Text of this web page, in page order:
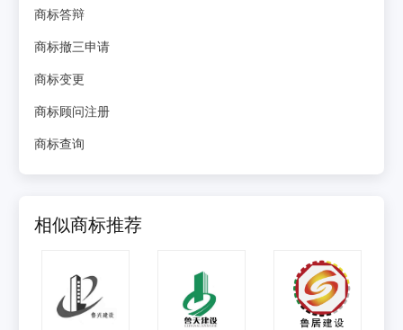
商标答辩
商标撤三申请
商标变更
商标顾问注册
商标查询
相似商标推荐